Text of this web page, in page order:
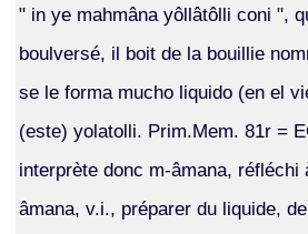
" in ye mahmâna yôllâtôlli coni ",
boulversé, il boit de la bouillie
se le forma mucho liquido (en el
(este) yolatolli. Prim.Mem. 81r =
interprète donc m-âmana,
âmana, v.i., préparer du liquide,